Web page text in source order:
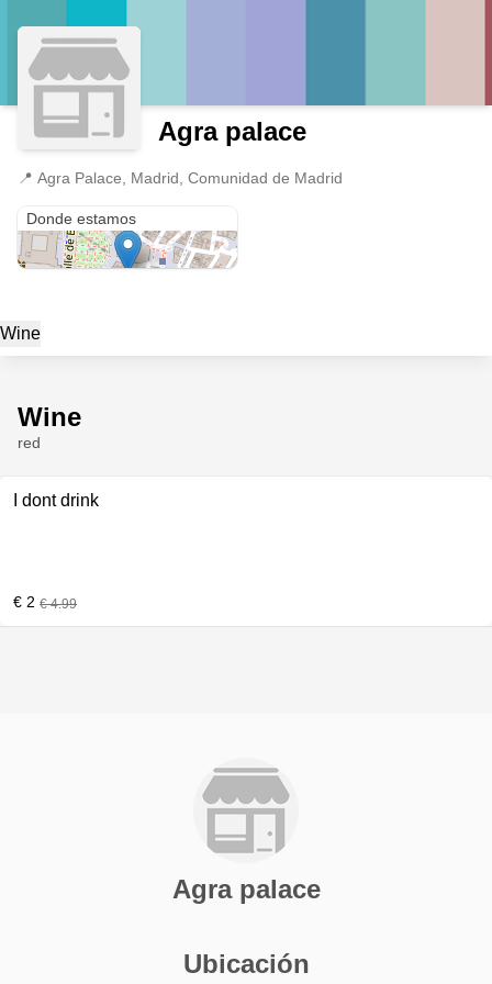
Agra palace
📍 Agra Palace, Madrid, Comunidad de Madrid
Donde estamos
Wine
Wine
red
I dont drink
€ 2 € 4.99
Agra palace
Ubicación